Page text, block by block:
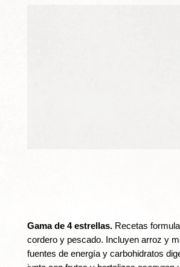
Gama de 4 estrellas.Recetas
cordero y pescado. Incluyen arroz y
fuentes de energía y carbohidratos